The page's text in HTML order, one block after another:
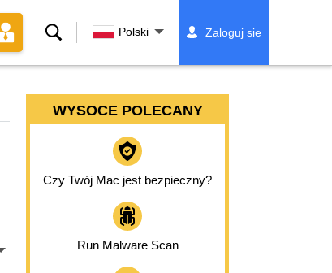
Szukaj Polski Zaloguj sie
WYSOCE POLECANY
Czy Twój Mac jest bezpieczny?
Run Malware Scan